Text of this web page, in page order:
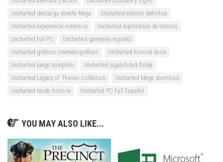
Uncharted descarga directa Mega
Uncharted edición definitiva
Uncharted experiencia inmersiva
Uncharted exploración de tesoros
Uncharted full PC
Uncharted gameplay español
Uncharted gráficos cinematográficos
Uncharted historia épica
Uncharted juego completo
Uncharted jugabilidad fluida
Uncharted Legacy of Thieves Collection
Uncharted Mega download
Uncharted modo historia
Uncharted PC Full Español
YOU MAY ALSO LIKE...